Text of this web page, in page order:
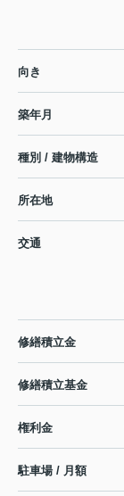
向き
築年月
種別 / 建物構造
所在地
交通
修繕積立金
修繕積立基金
権利金
駐車場 / 月額